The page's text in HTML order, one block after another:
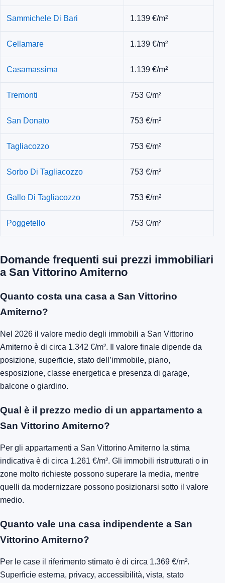
Sammichele Di Bari 1.139 €/m²
Cellamare 1.139 €/m²
Casamassima 1.139 €/m²
Tremonti 753 €/m²
San Donato 753 €/m²
Tagliacozzo 753 €/m²
Sorbo Di Tagliacozzo 753 €/m²
Gallo Di Tagliacozzo 753 €/m²
Poggetello 753 €/m²
Domande frequenti sui prezzi immobiliari
a San Vittorino Amiterno
Quanto costa una casa a San Vittorino
Amiterno?
Nel 2026 il valore medio degli immobili a San Vittorino
Amiterno è di circa 1.342 €/m². Il valore finale dipende da
posizione, superficie, stato dell’immobile, piano,
esposizione, classe energetica e presenza di garage,
balcone o giardino.
Qual è il prezzo medio di un appartamento a
San Vittorino Amiterno?
Per gli appartamenti a San Vittorino Amiterno la stima
indicativa è di circa 1.261 €/m². Gli immobili ristrutturati o in
zone molto richieste possono superare la media, mentre
quelli da modernizzare possono posizionarsi sotto il valore
medio.
Quanto vale una casa indipendente a San
Vittorino Amiterno?
Per le case il riferimento stimato è di circa 1.369 €/m².
Superficie esterna, privacy, accessibilità, vista, stato